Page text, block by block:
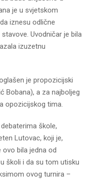
je u svjetskom
iznesu odlične
Uvodničar je bila
izuzetnu
je propozicijski
Bobana), a za najboljeg
opozicijskog tima.
škole,
Lutovac, koji je,
bila jedna od
školi i da su tom utisku
ovog turnira –